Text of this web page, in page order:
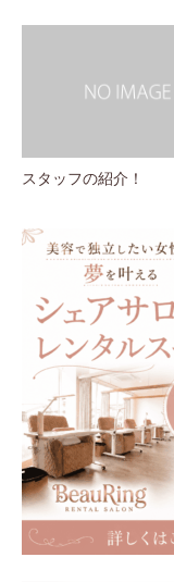
スタッフの紹介！